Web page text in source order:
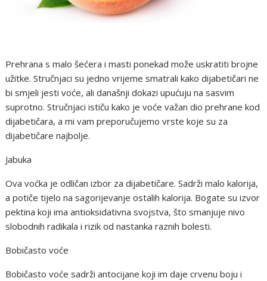
Prehrana s malo šećera i masti ponekad može uskratiti brojne
užitke. Stručnjaci su jedno vrijeme smatrali kako dijabetičari ne
bi smjeli jesti voće, ali današnji dokazi upućuju na sasvim
suprotno. Stručnjaci ističu kako je voće važan dio prehrane kod
dijabetičara, a mi vam preporučujemo vrste koje su za
dijabetičare najbolje.
Jabuka
Ova voćka je odličan izbor za dijabetičare. Sadrži malo kalorija,
a potiče tijelo na sagorijevanje ostalih kalorija. Bogate su izvor
pektina koji ima antioksidativna svojstva, što smanjuje nivo
slobodnih radikala i rizik od nastanka raznih bolesti.
Bobičasto voće
Bobičasto voće sadrži antocijane koji im daje crvenu boju i